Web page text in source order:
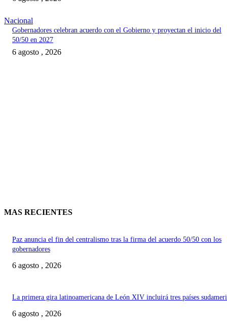
Nacional
Gobernadores celebran acuerdo con el Gobierno y proyectan el inicio del
50/50 en 2027
6 agosto , 2026
MAS RECIENTES
Paz anuncia el fin del centralismo tras la firma del acuerdo 50/50 con los
gobernadores
6 agosto , 2026
La primera gira latinoamericana de León XIV incluirá tres países
6 agosto , 2026